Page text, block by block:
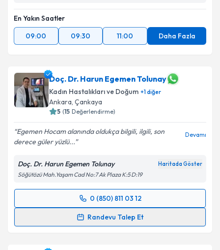
En Yakın Saatler
09:00
09:30 11:00 Daha Fazla
Doç. Dr. Harun Egemen Tolunay
Kadın Hastalıkları ve Doğum +1diğer
Ankara, Çankaya
5 (15 Değerlendirme)
Egemen Hocam alanında oldukça bilgili, ilgili, son
derece güler yüzlü...
Devamı
Doç. Dr. Harun Egemen Tolunay Haritada Göster
Söğütözü Mah.Yaşam Cad No:7 Ak Plaza K:5 D:19
0 (850) 811 03 12
Randevu Talep Et
Randevu Takvimi Talebi